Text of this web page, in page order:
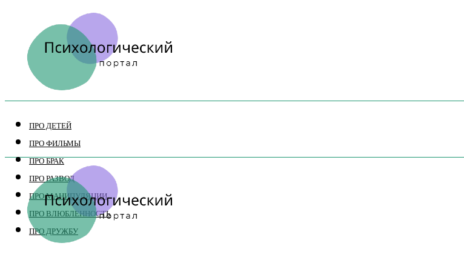
ПРО ДЕТЕЙ
ПРО ФИЛЬМЫ
ПРО БРАК
ПРО РАЗВОД
ПРО МАНИПУЛЯЦИИ
ПРО ВЛЮБЛЕННОСТЬ
ПРО ДРУЖБУ